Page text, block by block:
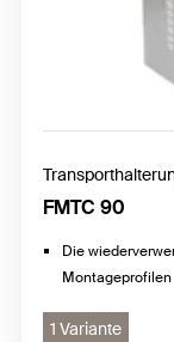
FMTC 90
Die
Montageprofilen
1 Variante